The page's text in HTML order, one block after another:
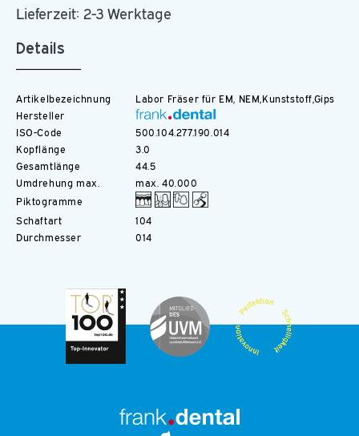
Lieferzeit: 2-3 Werktage
Details
Artikelbezeichnung
Labor Fräser für EM, NEM,Kunststoff,Gips
Hersteller
ISO-Code
500.104.277.190.014
Kopflänge
3.0
Gesamtlänge
44.5
Umdrehung max.
max. 40.000
Piktogramme
Schaftart
104
Durchmesser
014